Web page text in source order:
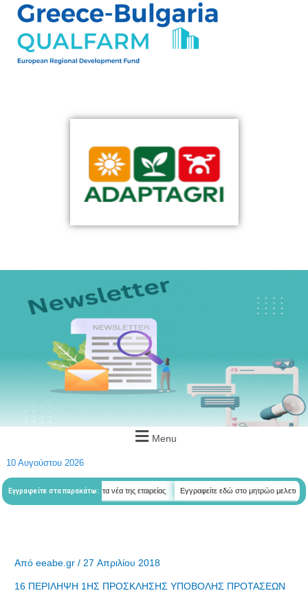
Menu
10 Αυγούστου 2026
Εγγραφείτε στα παρακάτω:
για να λαμβάνεται όλα τα νέα της εταιρείας Εγγραφείτε εδώ στο μητρώο μελετητών
Απόeeabe.gr/27 Απριλίου 2018
16 ΠΕΡΙΛΗΨΗ 1ΗΣ ΠΡΟΣΚΛΗΣΗΣ ΥΠΟΒΟΛΗΣ ΠΡΟΤΑΣΕΩΝ